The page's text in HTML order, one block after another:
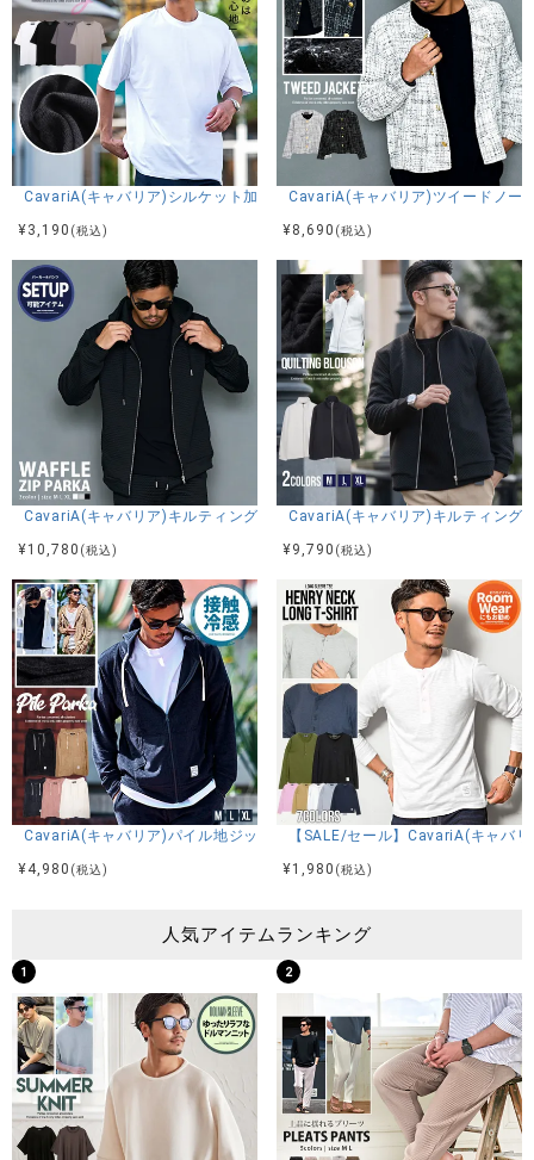
CavariA(キャバリア)シルケット加工天竺半袖Tシャツ/全4色
¥3,190 (税込)
CavariA(キャバリア)ツイードノー
¥8,690 (税込)
CavariA(キャバリア)キルティングワッフルZIPパーカー/全3色
¥10,780 (税込)
CavariA(キャバリア)キルティング
¥9,790 (税込)
CavariA(キャバリア)パイル地ジップアップ長袖パーカー/全5色
¥4,980 (税込)
【SALE/セール】CavariA(キャバ
¥1,980 (税込)
人気アイテムランキング
1 2